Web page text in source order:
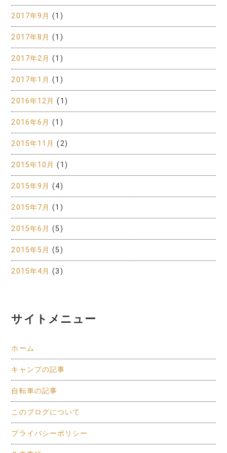
2017年9月 (1)
2017年8月 (1)
2017年2月 (1)
2017年1月 (1)
2016年12月 (1)
2016年6月 (1)
2015年11月 (2)
2015年10月 (1)
2015年9月 (4)
2015年7月 (1)
2015年6月 (5)
2015年5月 (5)
2015年4月 (3)
サイトメニュー
ホーム
キャンプの記事
自転車の記事
このブログについて
プライバシーポリシー